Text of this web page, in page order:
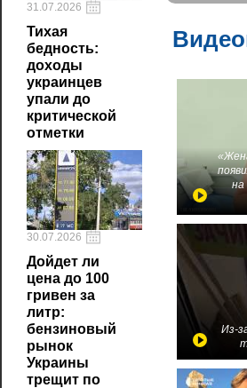
31.07.2026
Тихая
бедность:
доходы
украинцев
упали до
критической
отметки
30.07.2026
Дойдет ли
цена до 100
гривен за
литр:
бензиновый
рынок
Украины
трещит по
на
Из-